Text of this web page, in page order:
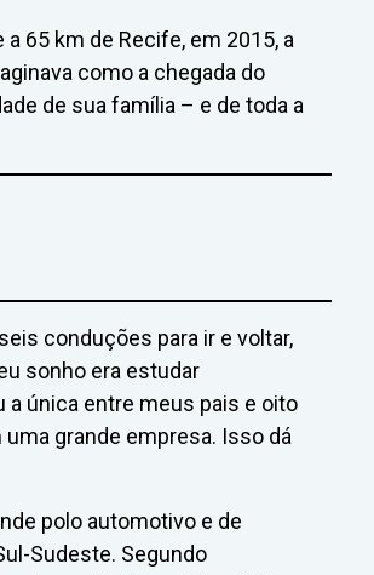
65 km de Recife, em 2015, a
como a chegada do
de sua família – e de toda a
conduções para ir e voltar,
sonho era estudar
a única entre meus pais e oito
grande empresa. Isso dá
polo automotivo e de
Sudeste. Segundo